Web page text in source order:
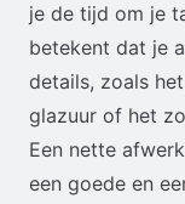
je de tijd om je
betekent dat je
details, zoals
glazuur of het
Een nette
een goede en